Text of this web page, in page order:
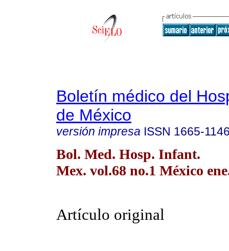
Boletín médico del
de México
versión impresa ISSN 1665-
Bol. Med. Hosp. Infant.
Mex. vol.68 no.1 México
Artículo original